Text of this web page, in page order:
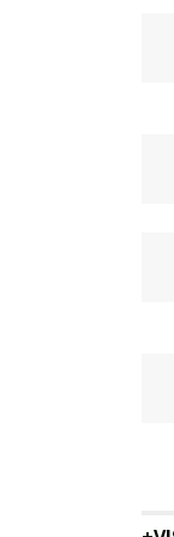
Unidade
Já a outra
responsável
Cachoeira Alta
bovina por dia,
aproximado de
tributário,
carne para
entregamos